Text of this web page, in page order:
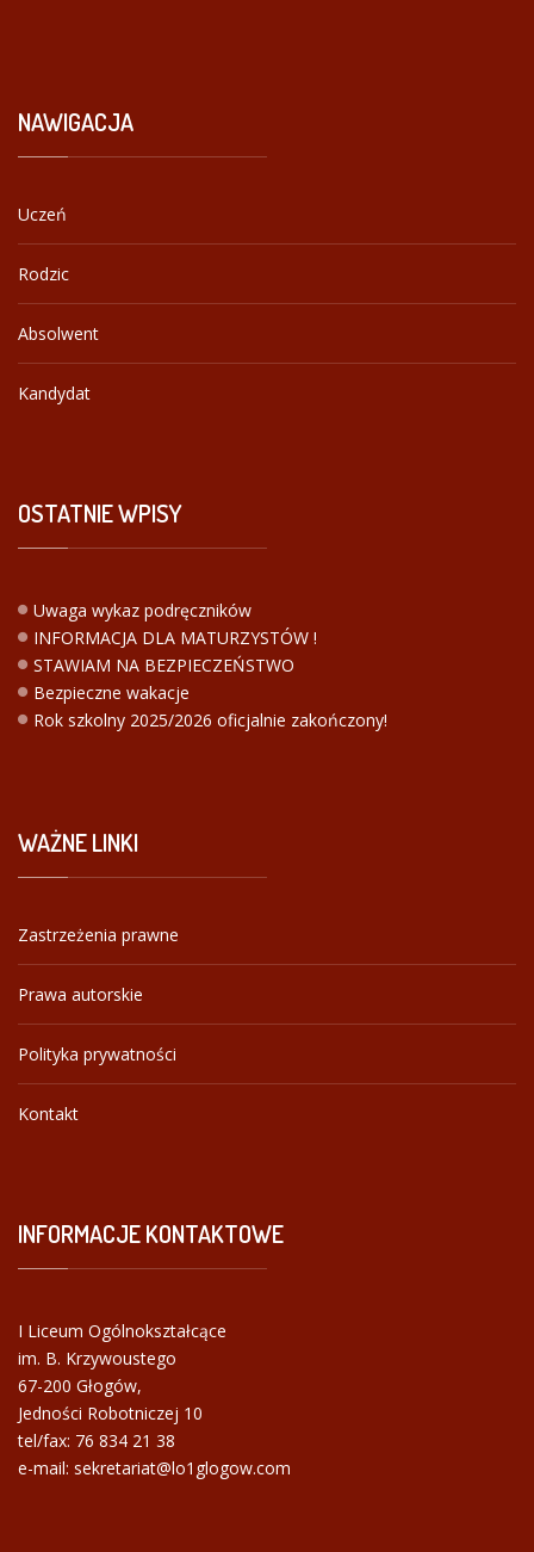
NAWIGACJA
Uczeń
Rodzic
Absolwent
Kandydat
OSTATNIEWPISY
Uwaga wykaz podręczników
INFORMACJA DLA MATURZYSTÓW !
STAWIAM NA BEZPIECZEŃSTWO
Bezpieczne wakacje
Rok szkolny 2025/2026 oficjalnie zakończony!
WAŻNELINKI
Zastrzeżenia prawne
Prawa autorskie
Polityka prywatności
Kontakt
INFORMACJEKONTAKTOWE
I Liceum Ogólnokształcące
im. B. Krzywoustego
67-200 Głogów,
Jedności Robotniczej 10
tel/fax: 76 834 21 38
e-mail: sekretariat@lo1glogow.com